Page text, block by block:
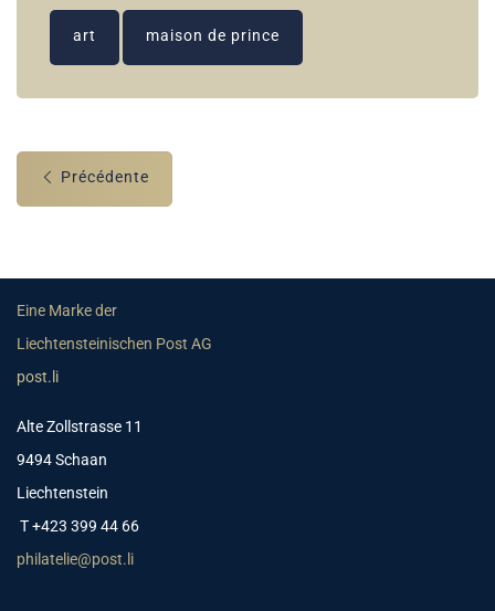
art maison de prince
Précédente
Eine Marke der
Liechtensteinischen Post AG
post.li
Alte Zollstrasse 11
9494 Schaan
Liechtenstein
T +423 399 44 66
philatelie@post.li